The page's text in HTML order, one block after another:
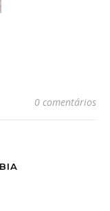
0 comentários